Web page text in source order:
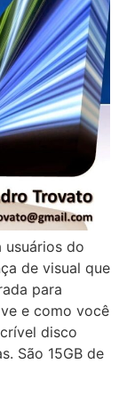
usuários do
de visual que
para
e como você
disco
São 15GB de